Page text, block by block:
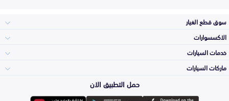
سوق قطع الغيار
المكائن، القيرات
وملحقاتها
الاكسسوارات
خدمات السيارات
الأكثر مبيعاً
ماركات السيارات
تويوتا
حمل التطبيق الان